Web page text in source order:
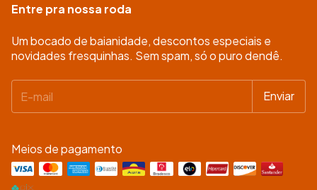
Entre pra nossa roda
Um bocado de baianidade, descontos especiais e
novidades fresquinhas. Sem spam, só o puro dendê.
Meios de pagamento